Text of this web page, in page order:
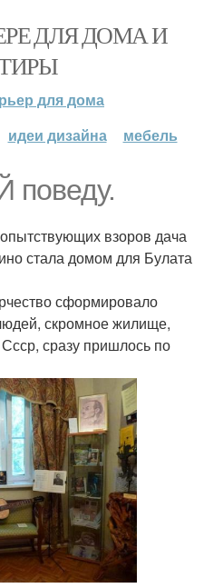
ДЛЯ ДОМА И
для дома
идеи дизайна мебель
поведу.
взоров дача
стала домом для Булата
сформировало
скромное жилище,
сразу пришлось по